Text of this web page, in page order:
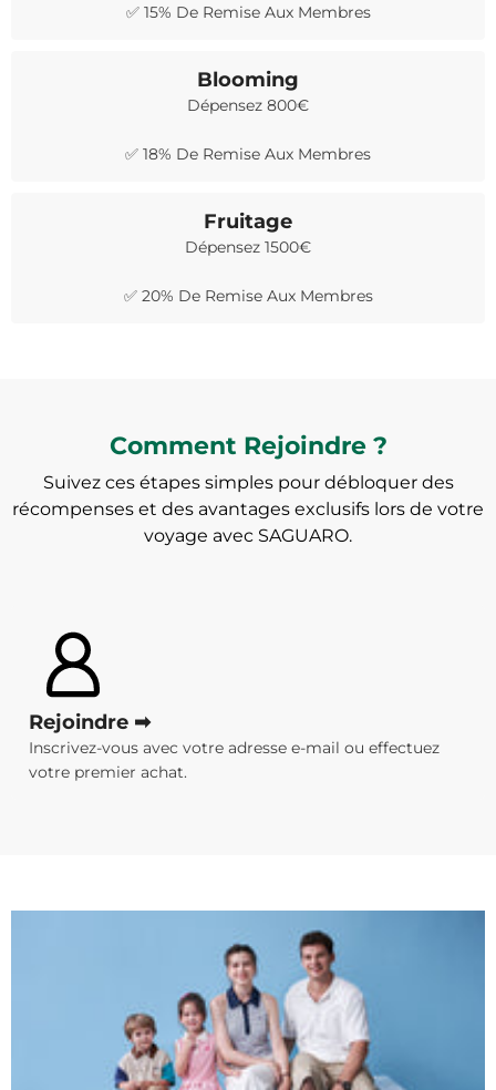
✅ 15% De Remise Aux Membres
Blooming
Dépensez 800€
✅ 18% De Remise Aux Membres
Fruitage
Dépensez 1500€
✅ 20% De Remise Aux Membres
Comment Rejoindre ?
Suivez ces étapes simples pour débloquer des
récompenses et des avantages exclusifs lors de votre
voyage avec SAGUARO.
Rejoindre ➡
Inscrivez-vous avec votre adresse e-mail ou effectuez
votre premier achat.